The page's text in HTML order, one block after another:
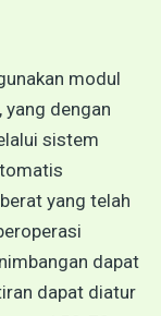
modul
dengan
sistem
yang telah
dapat
dapat diatur